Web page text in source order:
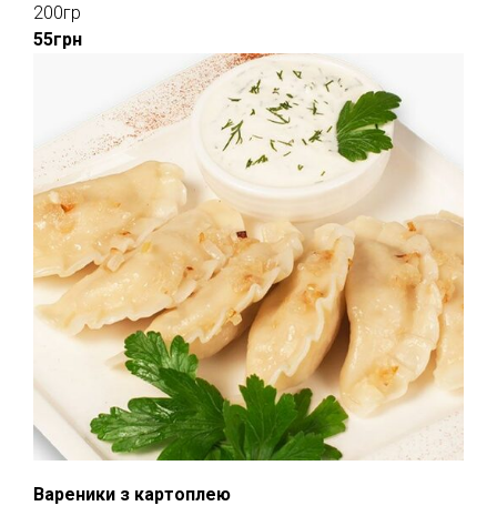
200гр
55грн
Вареники з картоплею